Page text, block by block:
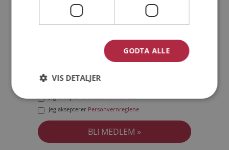
Jeg akseptererMedlemsvilkårene
Jeg aksepterer Personvernreglene
GODTA ALLE
VIS DETALJER